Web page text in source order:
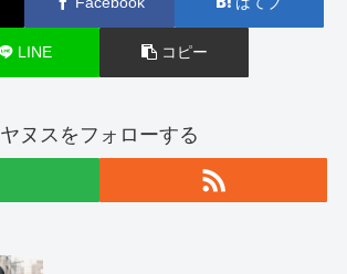
LINE コピー
ヤヌスをフォローする